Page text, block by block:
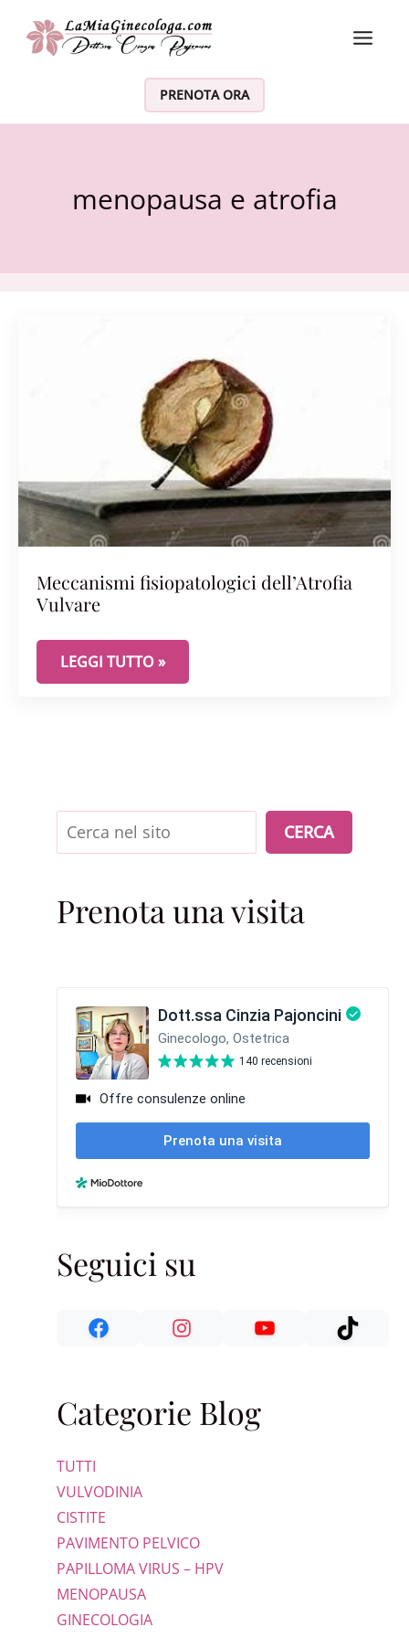
Vai al contenuto
PRENOTA ORA
menopausa e atrofia
Meccanismi fisiopatologici dell’Atrofia
Vulvare
MECCANISMI FISIOPATOLOGICI DELL’ATROFIA
LEGGI TUTTO »
Cerca CERCA
Prenota una visita
Seguici su
Categorie Blog
TUTTI
VULVODINIA
CISTITE
PAVIMENTO PELVICO
PAPILLOMA VIRUS – HPV
MENOPAUSA
GINECOLOGIA